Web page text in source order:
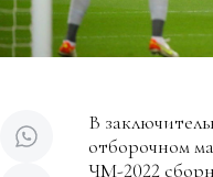
В
отборочном
ЧМ-2022